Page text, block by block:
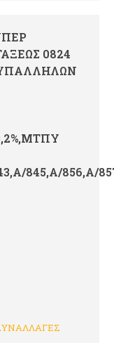
0824
845,Α/856,Α/